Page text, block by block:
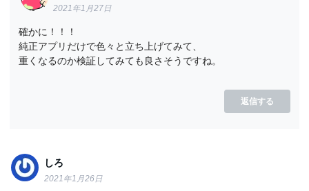
2021年1月27日
確かに！！！
純正アプリだけで色々と立ち上げてみて、
重くなるのか検証してみても良さそうですね。
返信する
しろ
2021年1月26日